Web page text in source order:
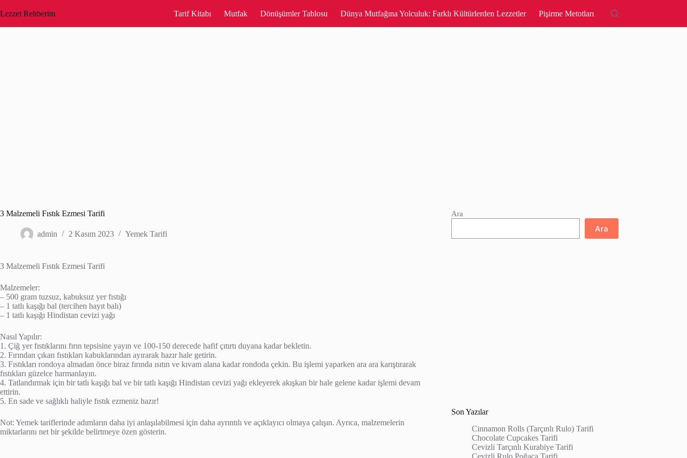
to
Lezzet Rehberim Tarif Kitabı Mutfak Dönüşümler Tablosu Dünya Mutfağına Yolculuk: Farklı Kültürlerden Lezzetler Pişirme Metotları
3 Malzemeli Fıstık Ezmesi Tarifi
admin 2 Kasım 2023 Yemek Tarifi
3 Malzemeli Fıstık Ezmesi Tarifi
Malzemeler:
– 500 gram tuzsuz, kabuksuz yer fıstığı
– 1 tatlı kaşığı bal (tercihen hayıt balı)
– 1 tatlı kaşığı Hindistan cevizi yağı
Nasıl Yapılır:
1. Çiğ yer fıstıklarını fırın tepsisine yayın ve 100-150 derecede hafif çıtırtı duyana kadar bekletin.
2. Fırından çıkan fıstıkları kabuklarından ayırarak hazır hale getirin.
3. Fıstıkları rondoya almadan önce biraz fırında ısıtın ve kıvam alana kadar rondoda çekin. Bu işlemi yaparken ara ara karıştırarak
fıstıkları güzelce harmanlayın.
4. Tatlandırmak için bir tatlı kaşığı bal ve bir tatlı kaşığı Hindistan cevizi yağı ekleyerek akışkan bir hale gelene kadar işlemi devam
ettirin.
5. En sade ve sağlıklı haliyle fıstık ezmeniz hazır!
Not: Yemek tariflerinde adımların daha iyi anlaşılabilmesi için daha ayrıntılı ve açıklayıcı olmaya çalışın. Ayrıca, malzemelerin
miktarlarını net bir şekilde belirtmeye özen gösterin.
Ara
Ara
Son Yazılar
Cinnamon Rolls (Tarçınlı Rulo) Tarifi
Chocolate Cupcakes Tarifi
Cevizli Tarçınlı Kurabiye Tarifi
Cevizli Rulo Poğaça Tarifi